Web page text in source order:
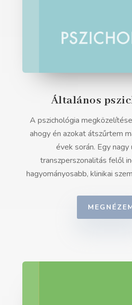
Általános
A pszichológia
ahogy én azokat átszűrtem
évek során. Egy nagy
transzperszonalitás felől
hagyományosabb, klinikai